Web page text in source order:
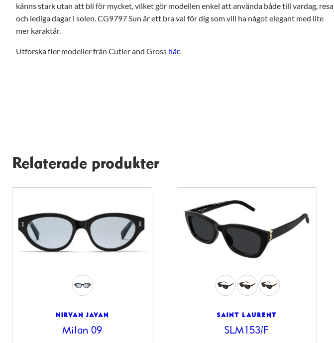
känns stark utan att bli för mycket, vilket gör modellen enkel att använda både till vardag, resa
och lediga dagar i solen. CG9797 Sun är ett bra val för dig som vill ha något elegant med lite
mer karaktär.
Utforska fler modeller från Cutler and Gross här.
Relaterade produkter
NIRVAN JAVAN
Milan 09
SAINT LAURENT
SLM153/F